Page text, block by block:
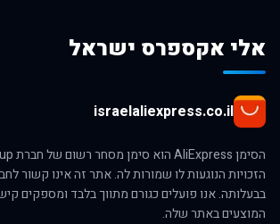
אלי אקספרס ישראל
israelaliexpress.co.il
בבעלותה. אנו פועלים כגורם מתווך בלבד ומספקים
המוצעים באתר שלה.